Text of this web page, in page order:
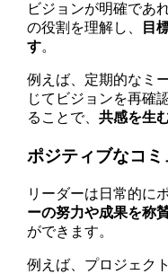
ビジョンが明確であ
の役割を理解し、
目
す。
例えば、定期的なミ
じてビジョンを再確
ることで、共感を生
ポジティブなコ
リーダーは日常的に
ーの努力や成果を称
ができます。
例えば、プロジェク